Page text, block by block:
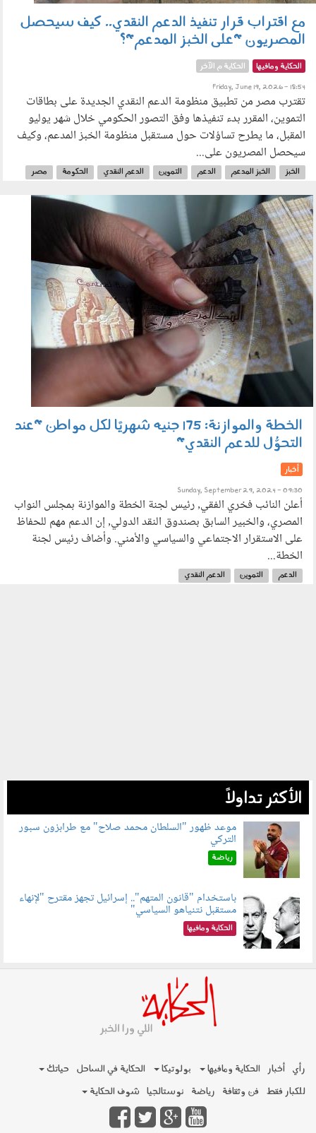
مع اقتراب قرار تنفيذ الدعم النقدي.. كيف سيحصل
المصريون "على الخبز المدعم"؟
الحكاية ومافيها الحكاية م الآخر
Friday, June 19, 2026 - 18:54
تقترب مصر من تطبيق منظومة الدعم النقدي الجديدة على بطاقات
التموين، المقرر بدء تنفيذها وفق التصور الحكومي خلال شهر يوليو
المقبل، ما يطرح تساؤلات حول مستقبل منظومة الخبز المدعم، وكيف
سيحصل المصريون على...
الخبز الخبز المدعم الدعم التموين الدعم النقدي الحكومة
مصر
2909_005.jpg
الخطة والموازنة: 175 جنيه شهريًا لكل مواطن "عند
التحوُّل للدعم النقدي"
أخبار
Sunday, September 29, 2024 - 09:30
أعلن النائب فخري الفقي٫ رئيس لجنة الخطة والموازنة بمجلس النواب
المصري، والخبير السابق بصندوق النقد الدولي٫ إن الدعم مهم للحفاظ
على الاستقرار الاجتماعي والسياسي والأمني. وأضاف رئيس لجنة
الخطة...
الدعم التموين الدعم النقدي
الأكثر تداولاً
090802.jpg
موعد ظهور "السلطان محمد صلاح" مع طرابزون سبور
التركي
رياضة
090801.jpg
باستخدام "قانون المتهم".. إسرائيل تجهز مقترح "لإنهاء
مستقبل نتنياهو السياسي"
الحكاية ومافيها
رأي أخبار الحكاية ومافيها بولوتيكا الحكاية في الساحل
حياتك
للكبار فقط فن وثقافة رياضة نوستالجيا شوف الحكاية